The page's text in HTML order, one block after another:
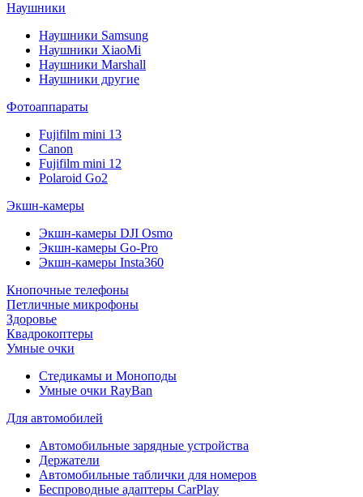
Наушники
Наушники Samsung
Наушники XiaoMi
Наушники Marshall
Наушники другие
Фотоаппараты
Fujifilm mini 13
Canon
Fujifilm mini 12
Polaroid Go2
Экшн-камеры
Экшн-камеры DJI Osmo
Экшн-камеры Go-Pro
Экшн-камеры Insta360
Кнопочные телефоны
Петличные микрофоны
Здоровье
Квадрокоптеры
Умные очки
Стедикамы и Моноподы
Умные очки RayBan
Для автомобилей
Автомобильные зарядные устройства
Держатели
Автомобильные таблички для номеров
Беспроводные адаптеры CarPlay